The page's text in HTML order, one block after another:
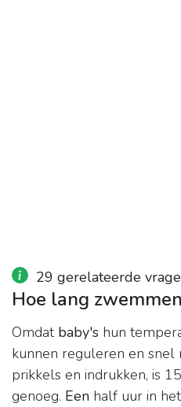
29 gerelateerde
Hoe lang
Omdat baby's hun
kunnen reguleren en snel
prikkels en indrukken, is
genoeg. Een half uur in